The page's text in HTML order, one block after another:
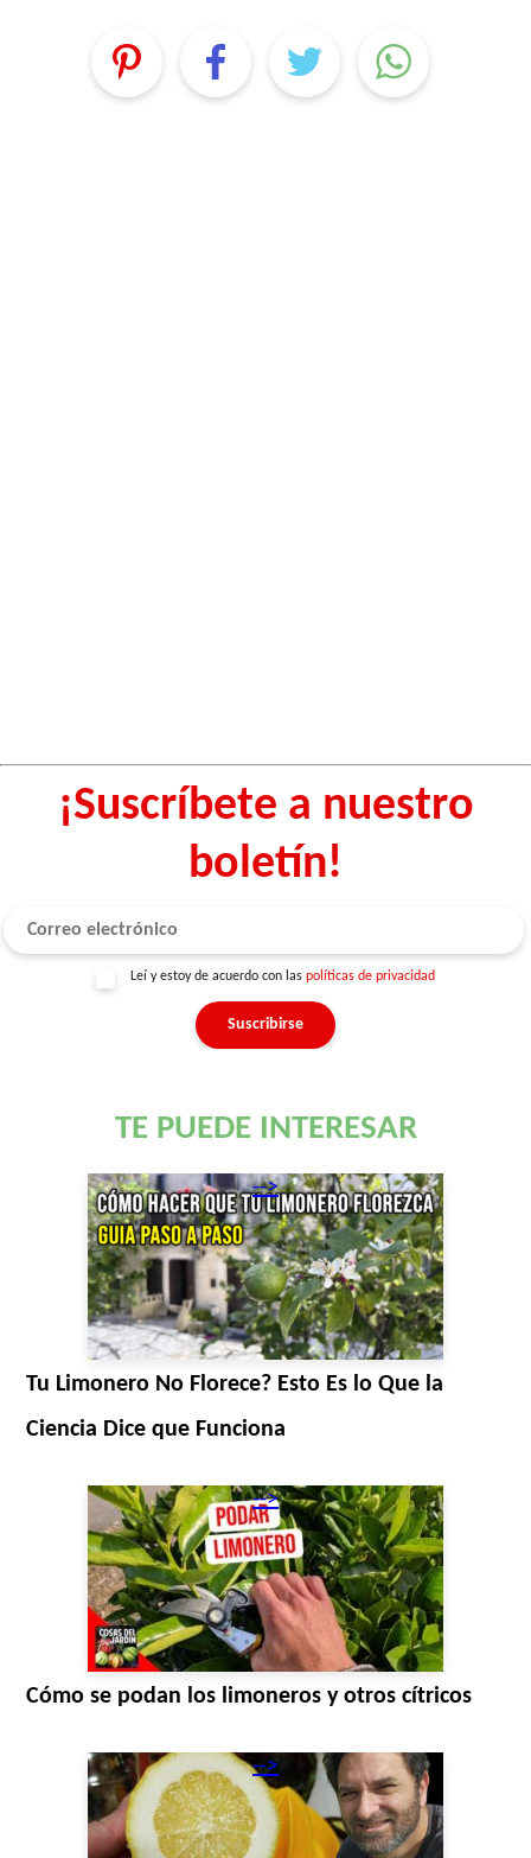
¡Suscríbete a nuestro
boletín!
Leí y estoy de acuerdo con las políticas de privacidad
TE PUEDE INTERESAR
-->
Tu Limonero No Florece? Esto Es lo Que la
Ciencia Dice que Funciona
-->
Cómo se podan los limoneros y otros cítricos
-->